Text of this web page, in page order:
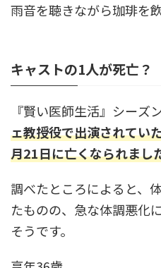
雨音を聴きながら珈琲を
キャストの1人が死亡？
『賢い医師生活』シーズ
ェ教授役で出演されてい
月21日に亡くなられまし
調べたところによると、
たものの、急な体調悪化
そうです。